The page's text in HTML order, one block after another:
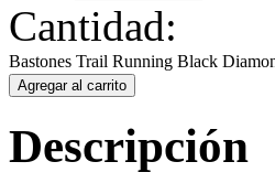
Cantidad:
Bastones Trail Running Black
Agregar al carrito
Descripción